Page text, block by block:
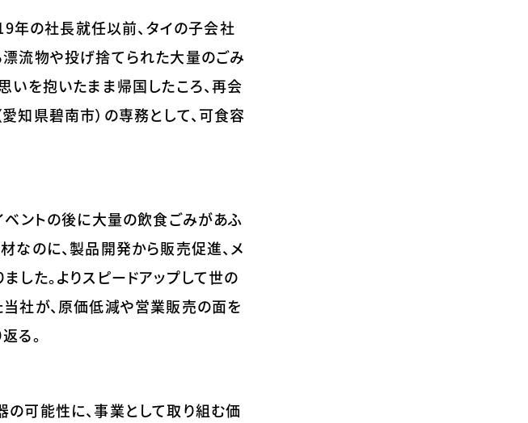
年の社長就任以前、タイの子会社
漂流物や投げ捨てられた大量のごみ
いを抱いたまま帰国したころ、再会
知県碧南市）の専務として、可食容
ベントの後に大量の飲食ごみがあふ
なのに、製品開発から販売促進、メ
した。よりスピードアップして世の
社が、原価低減や営業販売の面を
る。
可能性に、事業として取り組む価